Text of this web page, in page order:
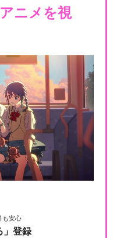
しゃトーマス（シリー
しゃトーマス（シリー
しゃトーマス（シリー
ニメを視
も安心
」登録